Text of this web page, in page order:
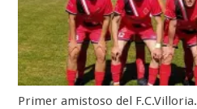
Primer amistoso del F.C.Villoria.